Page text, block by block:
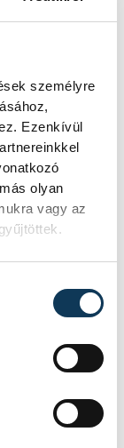
személyre
Ezenkívül
olyan
vagy az